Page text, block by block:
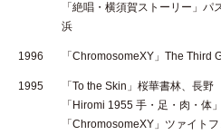
「絶唱・横須賀ストーリー」
浜
1996 「ChromosomeXY」The Third
1995
「To the Skin」桜華書林、長野
「Hiromi 1955 手・足・肉・体
「ChromosomeXY」ツァイト